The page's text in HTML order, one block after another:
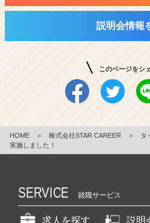
説明会情報
このページをシ
HOME ＞ 株式会社STAR CAREER ＞ タ
実施しました！
SERVICE 就職サービス
求人を探す
説明